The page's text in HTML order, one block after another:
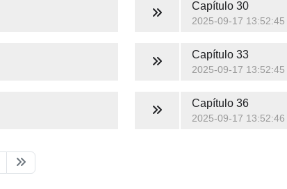
Capítulo 30
2025-09-17 13:52:45
Capítulo 33
2025-09-17 13:52:45
Capítulo 36
2025-09-17 13:52:46